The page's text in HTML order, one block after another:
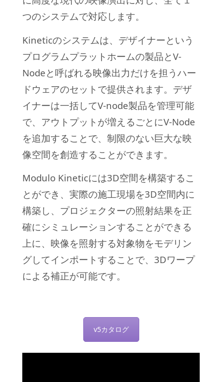
つのシステムで対応します。
Kineticのシステムは、デザイナーという
プログラムプラットホームの製品とV-
Nodeと呼ばれる映像出力だけを担うハー
ドウェアのセットで提供されます。デザ
イナーは一括してV-node製品を管理可能
で、アウトプットが増えるごとにV-Node
を追加することで、制限のない巨大な映
像空間を創造することができます。
Modulo Kineticには3D空間を構築するこ
とができ、実際の施工現場を3D空間内に
構築し、プロジェクターの照射結果を正
確にシミュレーションすることができる
上に、映像を照射する対象物をモデリン
グしてインポートすることで、3Dワープ
による補正が可能です。
v5カタログ